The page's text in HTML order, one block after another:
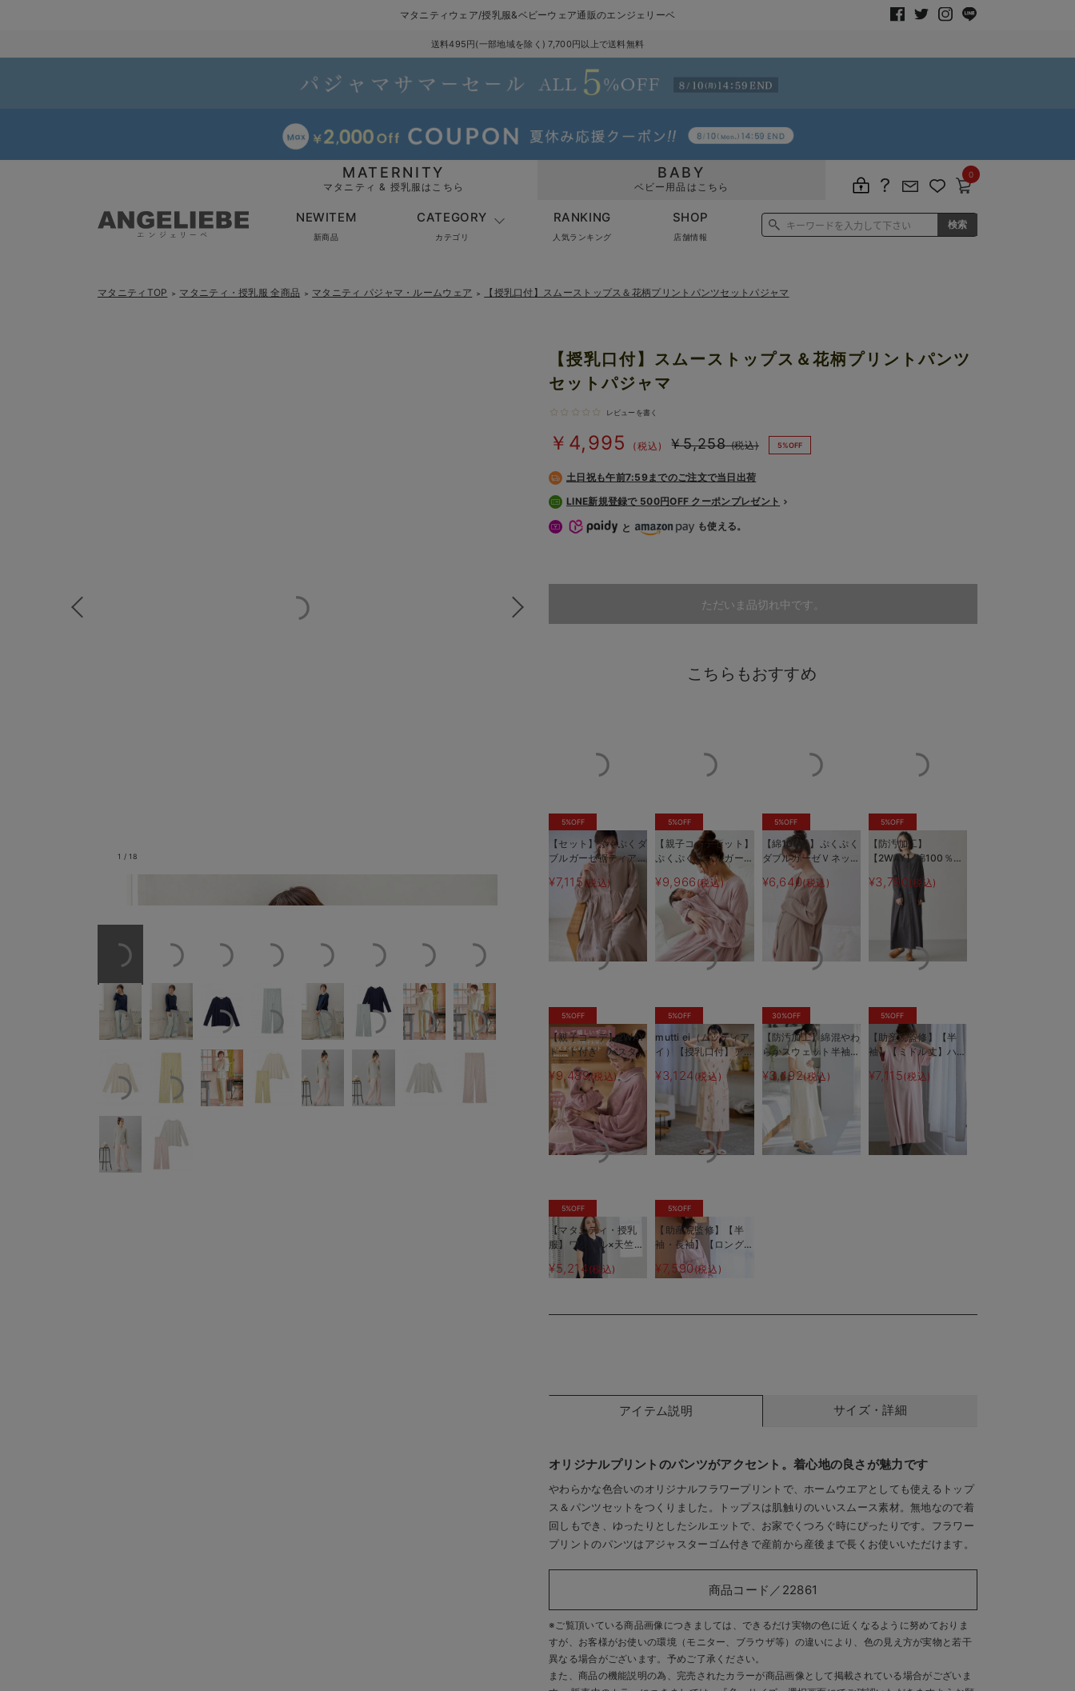
マタニティウェア/授乳服&ベビーウェア通販のエンジェリーベ
送料495円(一部地域を除く) 7,700円以上で送料無料
MATERNITY
マタニティ & 授乳服はこちら
BABY
ベビー用品はこちら
0
NEWITEM
新商品
CATEGORY
カテゴリ
RANKING
人気ランキング
SHOP
店舗情報
マタニティTOP ＞ マタニティ・授乳服 全商品 ＞ マタニティ パジャマ・ルームウェア ＞ 【授乳口付】スムーストップス＆花柄プリントパンツセットパジャマ
グリーン グリーン
1 /18
【授乳口付】スムーストップス＆花柄プリントパンツ
セットパジャマ
レビューを書く
￥5,258 (税込)
￥4,995 (税込) 5%OFF
土日祝も午前7:59までのご注文で当日出荷
LINE新規登録で 500円OFF クーポンプレゼント
と も使える。
ただいま品切れ中です。
こちらもおすすめ
5%OFF
【セット】ぷくぷくダ
ブルガーゼ裾ティアー
ド3WAYワンピース＆
産後も使えるレギンス
パジャマ マタニテ
ィ・授乳パジャマ
¥7,115(税込)
5%OFF
【親子コーデセット】
ぷくぷくダブルガーゼ
裾ティアード3WAYワ
ンピース＆産前産後使
えるレギンスパジャマ
&2wayオール 出産
準備 ギフト マタニ
ティ・産後
¥9,966 (税込)
5%OFF
【綿100％】ぷくぷく
ダブルガーゼＶネック
ワンピ＆産前産後使え
るレギンスパジャマ
マタニティ・授乳パジ
ャマ【親子コーデ可】
¥6,640(税込)
5%OFF
【防汚加工】
【2WAY】綿100％前
開き長袖ネグリジェ
マタニティ・授乳パジ
ャマ【産後も長く着れ
¥3,790(税込)
5%OFF
【親子コーデ】2WAY
トート付き バスタイ
ム 4点セット 出産
祝い マタニティ・産
後
¥9,489(税込)
5%OFF
mutti ei（ムッティア
イ）【授乳口付】アイ
スクリーム柄半袖ネグ
リジェ
¥3,124 (税込)
30%OFF
【防汚加工】綿混やわ
らかスウェット半袖テ
ィアードネグリジェ
マタニティ・産後【出
産後も長く使える】
¥3,492(税込)
5%OFF
【助産院監修】【半
袖】【ミドル丈】ハイ
ストレッチリブ前開き
パジャマ マタニテ
ィ・授乳パジャマ【出
産後も長く使える】
¥7,115(税込)
5%OFF
【マタニティ・授乳
服】ワッフル×天竺
2WAY半袖パジャマ
¥5,214(税込)
5%OFF
【助産院監修】【半
袖・長袖】【ロング
丈】ハイストレッチリ
ブ前開きパジャマ マ
る】
¥7,590 (税込)
アイテム説明 サイズ・詳細
オリジナルプリントのパンツがアクセント。着心地の良さが魅力です
やわらかな色合いのオリジナルフラワープリントで、ホームウエアとしても使えるトップ
ス＆パンツセットをつくりました。トップスは肌触りのいいスムース素材。無地なので着
回しもでき、ゆったりとしたシルエットで、お家でくつろぐ時にぴったりです。フラワー
プリントのパンツはアジャスターゴム付きで産前から産後まで長くお使いいただけます。
商品コード／22861
※ご覧頂いている商品画像につきましては、できるだけ実物の色に近くなるように努めておりま
すが、 お客様がお使いの環境（モニター、ブラウザ等）の違いにより、色の見え方が実物と若干
異なる場合がございます。予めご了承ください。
また、商品の機能説明の為、完売されたカラーが商品画像として掲載されている場合がございま